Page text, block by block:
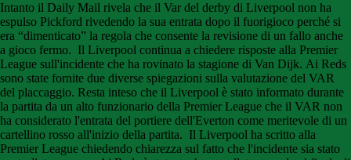
Intanto il Daily Mail rivela che il Var del derby di Liverpool non ha
espulso Pickford rivedendo la sua entrata dopo il fuorigioco perché si
era “dimenticato” la regola che consente la revisione di un fallo anche
a gioco fermo. Il Liverpool continua a chiedere risposte alla Premier
League sull'incidente che ha rovinato la stagione di Van Dijk. Ai Reds
sono state fornite due diverse spiegazioni sulla valutazione del VAR
del placcaggio. Resta inteso che il Liverpool è stato informato durante
la partita da un alto funzionario della Premier League che il VAR non
ha considerato l'entrata del portiere dell'Everton come meritevole di un
cartellino rosso all'inizio della partita. Il Liverpool ha scritto alla
Premier League chiedendo chiarezza sul fatto che l'incidente sia stato